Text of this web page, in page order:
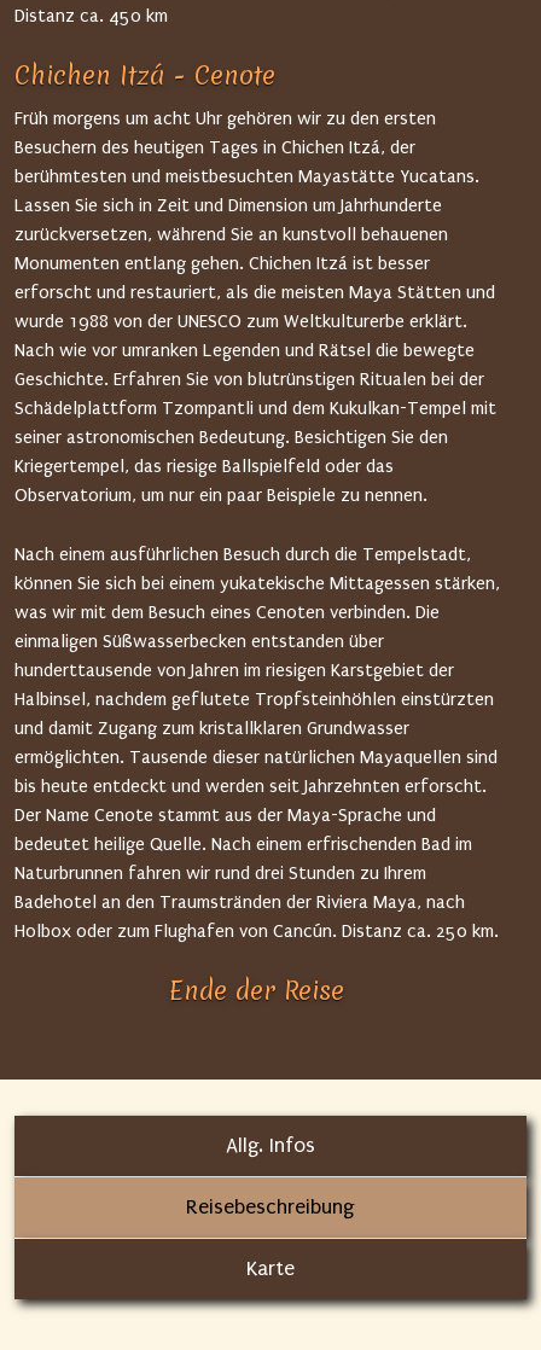
Distanz ca. 45o km
Chichen Itzá - Cenote
Früh morgens um acht Uhr gehören wir zu den ersten
Besuchern des heutigen Tages in Chichen Itzá, der
berühmtesten und meistbesuchten Mayastätte Yucatans.
Lassen Sie sich in Zeit und Dimension um Jahrhunderte
zurückversetzen, während Sie an kunstvoll behauenen
Monumenten entlang gehen. Chichen Itzá ist besser
erforscht und restauriert, als die meisten Maya Stätten und
wurde 1988 von der UNESCO zum Weltkulturerbe erklärt.
Nach wie vor umranken Legenden und Rätsel die bewegte
Geschichte. Erfahren Sie von blutrünstigen Ritualen bei der
Schädelplattform Tzompantli und dem Kukulkan-Tempel mit
seiner astronomischen Bedeutung. Besichtigen Sie den
Kriegertempel, das riesige Ballspielfeld oder das
Observatorium, um nur ein paar Beispiele zu nennen.
Nach einem ausführlichen Besuch durch die Tempelstadt,
können Sie sich bei einem yukatekische Mittagessen stärken,
was wir mit dem Besuch eines Cenoten verbinden. Die
einmaligen Süßwasserbecken entstanden über
hunderttausende von Jahren im riesigen Karstgebiet der
Halbinsel, nachdem geflutete Tropfsteinhöhlen einstürzten
und damit Zugang zum kristallklaren Grundwasser
ermöglichten. Tausende dieser natürlichen Mayaquellen sind
bis heute entdeckt und werden seit Jahrzehnten erforscht.
Der Name Cenote stammt aus der Maya-Sprache und
bedeutet heilige Quelle. Nach einem erfrischenden Bad im
Naturbrunnen fahren wir rund drei Stunden zu Ihrem
Badehotel an den Traumstränden der Riviera Maya, nach
Holbox oder zum Flughafen von Cancún. Distanz ca. 250 km.
Ende der Reise
Allg. Infos
Reisebeschreibung
Karte